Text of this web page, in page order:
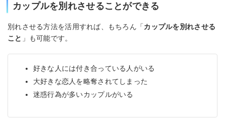
カップルを別れさせることができる
別れさせる方法を活用すれば、もちろん「カップルを別れさせる
こと 」も可能です。
好きな人には付き合っている人がいる
大好きな恋人を略奪されてしまった
迷惑行為が多いカップルがいる